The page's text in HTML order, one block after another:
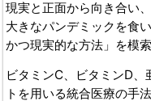
現実と正面から向き合い
大きなパンデミックを食
かつ現実的な方法」を模
ビタミンC、ビタミンD
トを用いる統合医療の手